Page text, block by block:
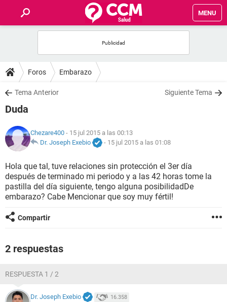
MENU
FOROS
SALUD
NUTRICIÓN
BIENESTAR
SEXUALIDAD
GLOSARIO
Foros Embarazo
Tema Anterior Siguiente Tema
Duda
Chezare400 - 15 jul 2015 a las 00:13
Dr. Joseph Exebio
- 15 jul 2015 a las 01:08
Hola que tal, tuve relaciones sin protección el 3er día
después de terminado mi periodo y a las 42 horas tome la
pastilla del día siguiente, tengo alguna posibilidadDe
embarazo? Cabe Mencionar que soy muy fértil!
Compartir
2 respuestas
RESPUESTA 1 / 2
Dr. Joseph Exebio 16.358